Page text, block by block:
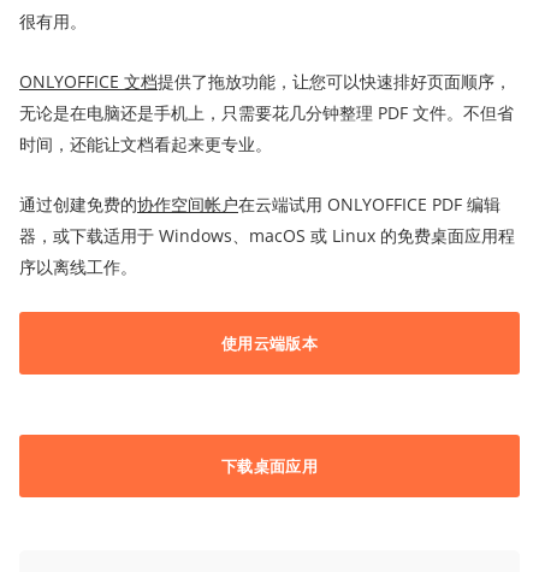
很有用。
ONLYOFFICE 文档提供了拖放功能，让您可以快速排好页面顺序，
无论是在电脑还是手机上，只需要花几分钟整理 PDF 文件。不但省
时间，还能让文档看起来更专业。
通过创建免费的协作空间帐户在云端试用 ONLYOFFICE PDF 编辑
器，或下载适用于 Windows、macOS 或 Linux 的免费桌面应用程
序以离线工作。
使用云端版本
下载桌面应用